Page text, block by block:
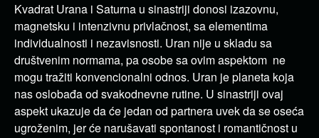
Kvadrat Urana i Saturna u sinastriji donosi izazovnu,
magnetsku i intenzivnu privlačnost, sa elementima
individualnosti i nezavisnosti. Uran nije u skladu sa
društvenim normama, pa osobe sa ovim aspektom ne
mogu tražiti konvencionalni odnos. Uran je planeta koja
nas oslobađa od svakodnevne rutine. U sinastriji ovaj
aspekt ukazuje da će jedan od partnera uvek da se oseća
ugroženim, jer će narušavati spontanost i romantičnost u